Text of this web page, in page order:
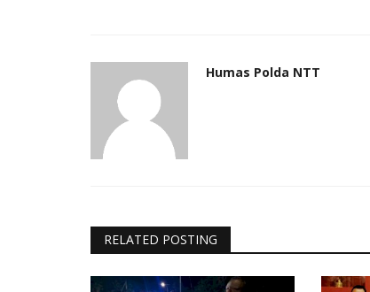
Humas Polda NTT
RELATED POSTING